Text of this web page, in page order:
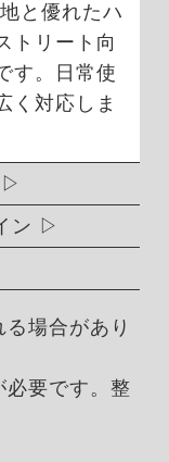
と優れたハ
トリート向
す。日常使
く対応しま
ン
場合があり
要です。整